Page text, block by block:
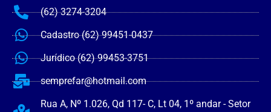
(62) 3274-3204
Cadastro (62) 99451-0437
Jurídico (62) 99453-3751
semprefar@hotmail.com
Rua A, Nº 1.026, Qd 117- C, Lt 04, 1º andar - Setor